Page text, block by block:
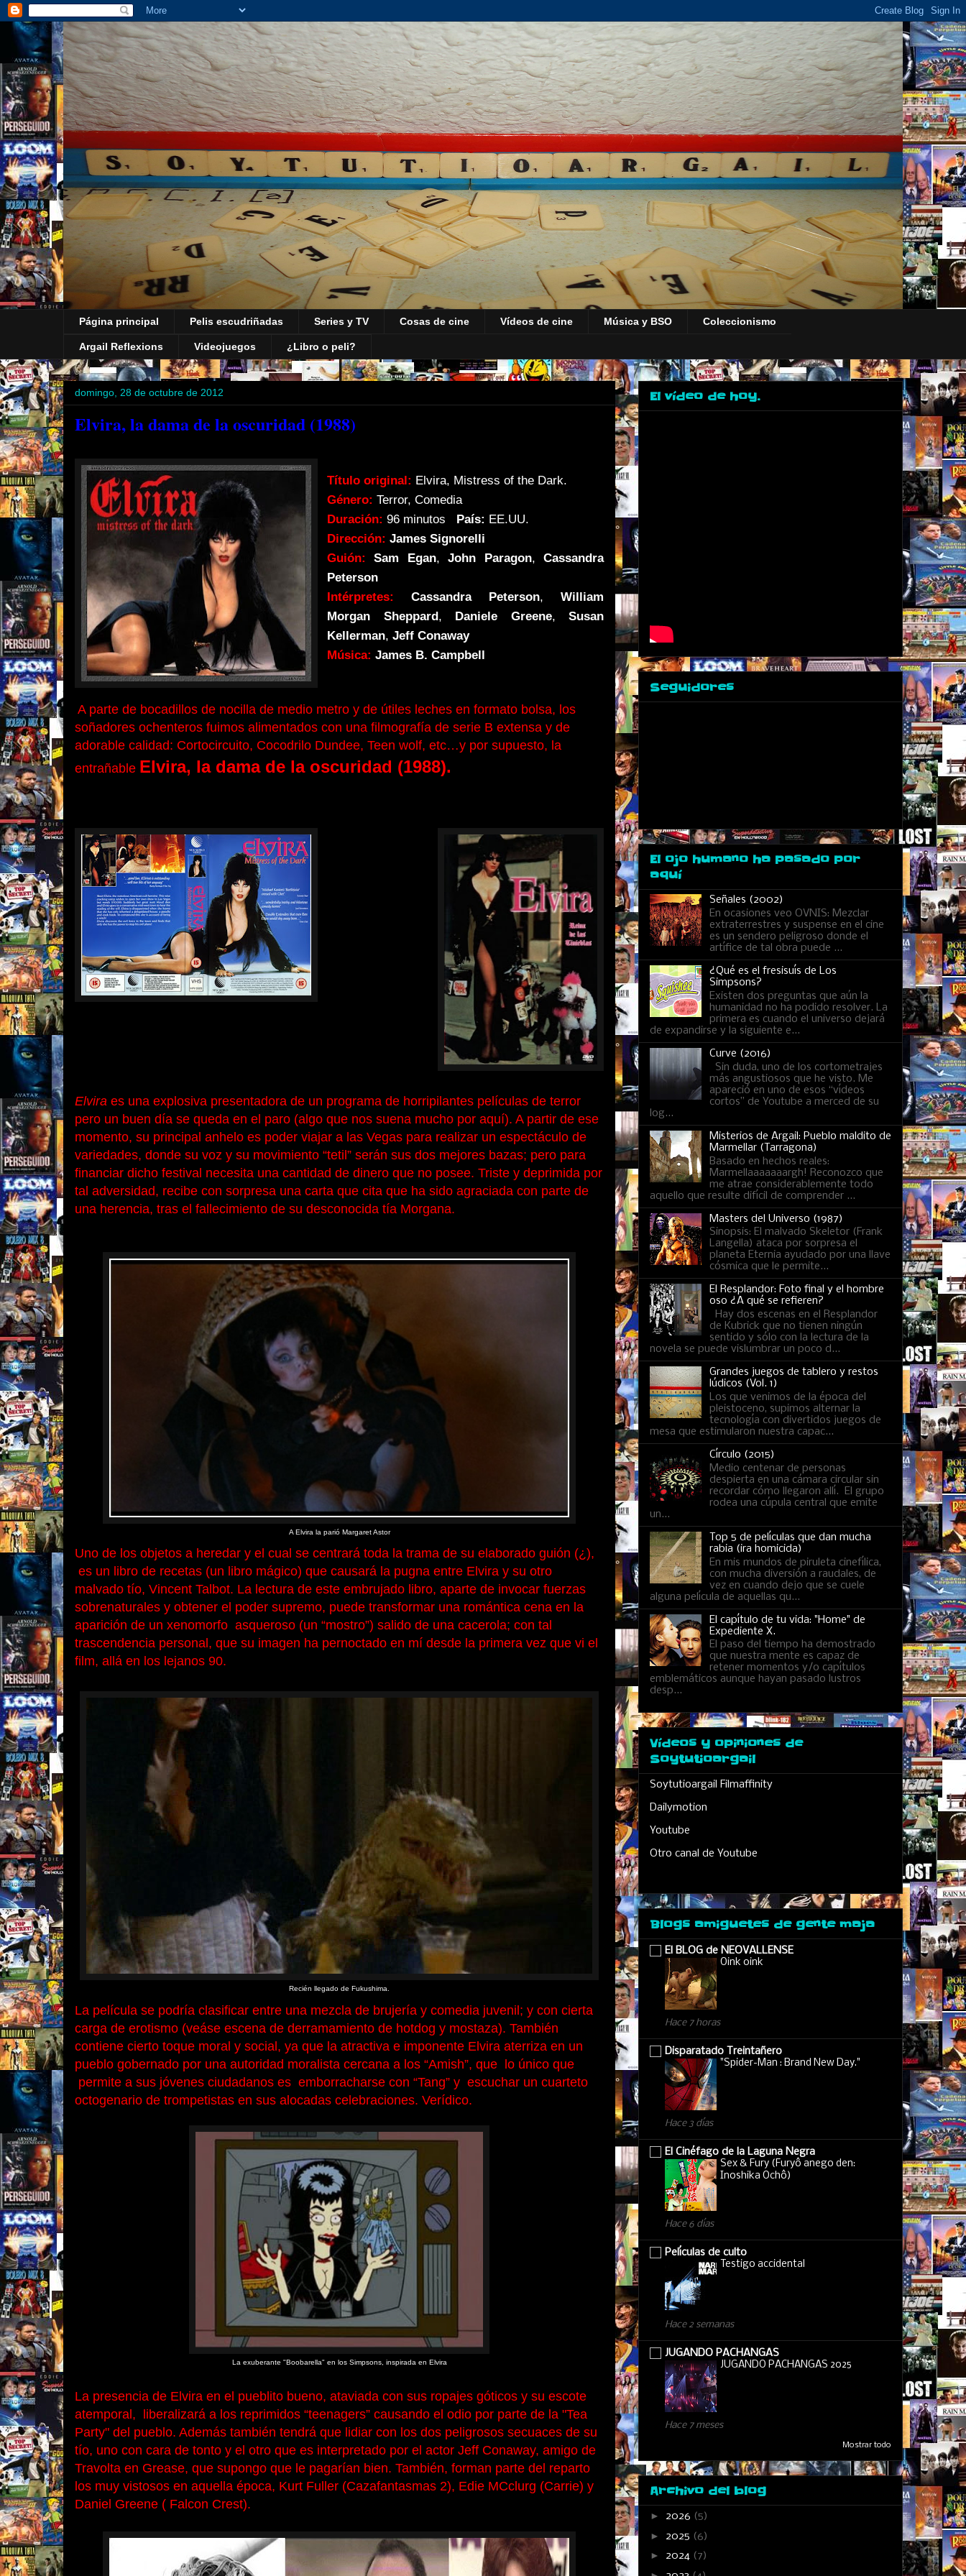
Página principal Pelis escudriñadas Series y TV Cosas de cine Vídeos de cine Música y BSO Coleccionismo
Argail Reflexions Videojuegos ¿Libro o peli?
domingo, 28 de octubre de 2012
Elvira, la dama de la oscuridad (1988)
Título original: Elvira, Mistress of the Dark.
Género: Terror, Comedia
Duración: 96 minutos País: EE.UU.
Dirección: James Signorelli
Guión:
Sam Egan, John Paragon,
Cassandra
Peterson
Intérpretes:
Cassandra Peterson,
William
Morgan Sheppard, Daniele Greene,
Susan
Kellerman, Jeff Conaway
Música: James B. Campbell
A parte de bocadillos de nocilla de medio metro y de útiles leches en formato bolsa, los
soñadores ochenteros fuimos alimentados con una filmografía de serie B extensa y de
adorable calidad: Cortocircuito, Cocodrilo Dundee, Teen wolf, etc…y por supuesto, la
entrañable Elvira, la dama de la oscuridad (1988).
Elvira es una explosiva presentadora de un programa de horripilantes películas de terror
pero un buen día se queda en el paro (algo que nos suena mucho por aquí). A partir de ese
momento, su principal anhelo es poder viajar a las Vegas para realizar un espectáculo de
variedades, donde su voz y su movimiento “tetil” serán sus dos mejores bazas; pero para
financiar dicho festival necesita una cantidad de dinero que no posee. Triste y deprimida por
tal adversidad, recibe con sorpresa una carta que cita que ha sido agraciada con parte de
una herencia, tras el fallecimiento de su desconocida tía Morgana.
A Elvira la parió Margaret Astor
Uno de los objetos a heredar y el cual se centrará toda la trama de su elaborado guión (¿),
es un libro de recetas (un libro mágico) que causará la pugna entre Elvira y su otro
malvado tío, Vincent Talbot. La lectura de este embrujado libro, aparte de invocar fuerzas
sobrenaturales y obtener el poder supremo, puede transformar una romántica cena en la
aparición de un xenomorfo asqueroso (un “mostro”) salido de una cacerola; con tal
trascendencia personal, que su imagen ha pernoctado en mí desde la primera vez que vi el
film, allá en los lejanos 90.
Recién llegado de Fukushima.
La película se podría clasificar entre una mezcla de brujería y comedia juvenil; y con cierta
carga de erotismo (veáse escena de derramamiento de hotdog y mostaza). También
contiene cierto toque moral y social, ya que la atractiva e imponente Elvira aterriza en un
pueblo gobernado por una autoridad moralista cercana a los “Amish”, que lo único que
permite a sus jóvenes ciudadanos es emborracharse con “Tang” y escuchar un cuarteto
octogenario de trompetistas en sus alocadas celebraciones. Verídico.
La exuberante "Boobarella" en los Simpsons, inspirada en Elvira
La presencia de Elvira en el pueblito bueno, ataviada con sus ropajes góticos y su escote
atemporal, liberalizará a los reprimidos “teenagers” causando el odio por parte de la "Tea
Party" del pueblo. Además también tendrá que lidiar con los dos peligrosos secuaces de su
tío, uno con cara de tonto y el otro que es interpretado por el actor Jeff Conaway, amigo de
Travolta en Grease, que supongo que le pagarían bien. También, forman parte del reparto
los muy vistosos en aquella época, Kurt Fuller (Cazafantasmas 2), Edie MCclurg (Carrie) y
Daniel Greene ( Falcon Crest).
El vídeo de hoy.
Seguidores
El ojo humano ha pasado por
aquí
Señales (2002)
En ocasiones veo OVNIS: Mezclar
extraterrestres y suspense en el cine
es un sendero peligroso donde el
artífice de tal obra puede ...
¿Qué es el fresisuís de Los
Simpsons?
Existen dos preguntas que aún la
humanidad no ha podido resolver. La
primera es cuando el universo dejará
de expandirse y la siguiente e...
Curve (2016)
Sin duda, uno de los cortometrajes
más angustiosos que he visto. Me
apareció en uno de esos “vídeos
cortos” de Youtube a merced de su
log...
Misterios de Argail: Pueblo maldito de
Marmellar (Tarragona)
Basado en hechos reales:
Marmellaaaaaaargh! Reconozco que
me atrae considerablemente todo
aquello que resulte difícil de comprender ...
Masters del Universo (1987)
Sinopsis: El malvado Skeletor (Frank
Langella) ataca por sorpresa el
planeta Eternia ayudado por una llave
cósmica que le permite...
El Resplandor: Foto final y el hombre
oso ¿A qué se refieren?
Hay dos escenas en el Resplandor
de Kubrick que no tienen ningún
sentido y sólo con la lectura de la
novela se puede vislumbrar un poco d...
Grandes juegos de tablero y restos
lúdicos (Vol. 1)
Los que venimos de la época del
pleistoceno, supimos alternar la
tecnología con divertidos juegos de
mesa que estimularon nuestra capac...
Círculo (2015)
Medio centenar de personas
despierta en una cámara circular sin
recordar cómo llegaron allí. El grupo
rodea una cúpula central que emite
un...
Top 5 de películas que dan mucha
rabia (ira homicida)
En mis mundos de piruleta cinefílica,
con mucha diversión a raudales, de
vez en cuando dejo que se cuele
alguna película de aquellas qu...
El capítulo de tu vida: "Home" de
Expediente X.
El paso del tiempo ha demostrado
que nuestra mente es capaz de
retener momentos y/o capítulos
emblemáticos aunque hayan pasado lustros
desp...
Vídeos y opiniones de
Soytutioargail
Soytutioargail Filmaffinity
Dailymotion
Youtube
Otro canal de Youtube
Blogs amiguetes de gente maja
El BLOG de NEOVALLENSE
Oink oink
Hace 7 horas
Disparatado Treintañero
"Spider-Man : Brand New Day."
Hace 3 días
El Cinéfago de la Laguna Negra
Sex & Fury (Furyô anego den:
Inoshika Ochô)
Hace 6 días
Películas de culto
Testigo accidental
Hace 2 semanas
JUGANDO PACHANGAS
JUGANDO PACHANGAS 2025
Hace 7 meses
Mostrar todo
Archivo del blog
► 2026 (5)
► 2025 (6)
► 2024 (7)